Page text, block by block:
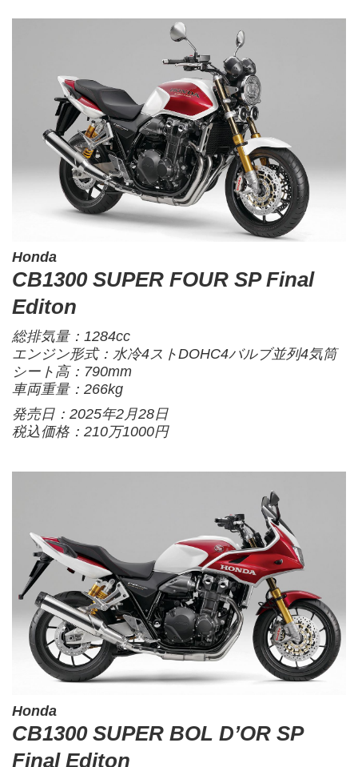
Honda
CB1300 SUPER FOUR SP Final
Editon
総排気量：1284cc
エンジン形式：水冷4ストDOHC4バルブ並列4気筒
シート高：790mm
車両重量：266kg
発売日：2025年2月28日
税込価格：210万1000円
Honda
CB1300 SUPER BOL D’OR SP
Final Editon